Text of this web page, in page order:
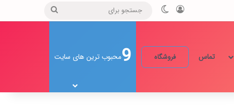
ورود تغییر پوسته
جستجو
تماس فروشگاه 9محبوب ترین های سایت